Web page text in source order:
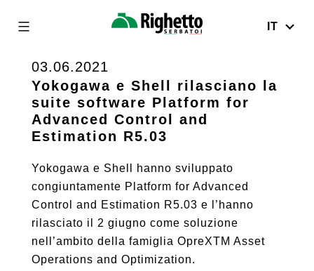
content
Righetto
IT
03.06.2021
Yokogawa e Shell rilasciano la
suite software Platform for
Advanced Control and
Estimation R5.03
Yokogawa e Shell hanno sviluppato
congiuntamente Platform for Advanced
Control and Estimation R5.03 e l’hanno
rilasciato il 2 giugno come soluzione
nell’ambito della famiglia OpreXTM Asset
Operations and Optimization.